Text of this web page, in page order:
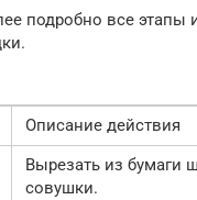
подробно все этапы
Описание действия
Вырезать из бумаги
совушки.